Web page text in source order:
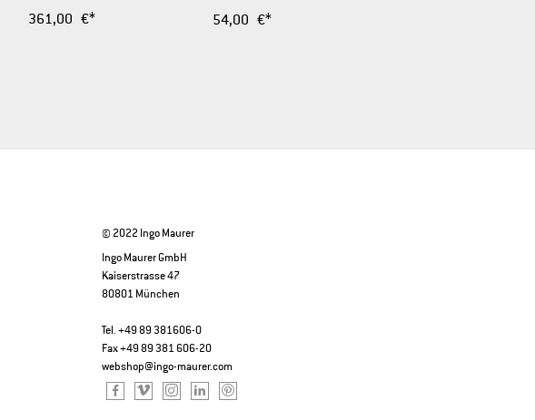
361,00 €* 54,00 €*
© 2022 Ingo Maurer
Ingo Maurer GmbH
Kaiserstrasse 47
80801 München
Tel. +49 89 381606-0
Fax +49 89 381 606-20
webshop@ingo-maurer.com